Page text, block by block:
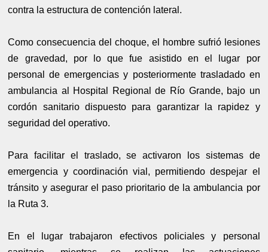
contra la estructura de contención lateral.
Como consecuencia del choque, el hombre sufrió lesiones
de gravedad, por lo que fue asistido en el lugar por
personal de emergencias y posteriormente trasladado en
ambulancia al Hospital Regional de Río Grande, bajo un
cordón sanitario dispuesto para garantizar la rapidez y
seguridad del operativo.
Para facilitar el traslado, se activaron los sistemas de
emergencia y coordinación vial, permitiendo despejar el
tránsito y asegurar el paso prioritario de la ambulancia por
la Ruta 3.
En el lugar trabajaron efectivos policiales y personal